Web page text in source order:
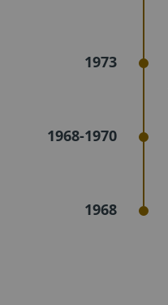
1973
1968-1970
1968